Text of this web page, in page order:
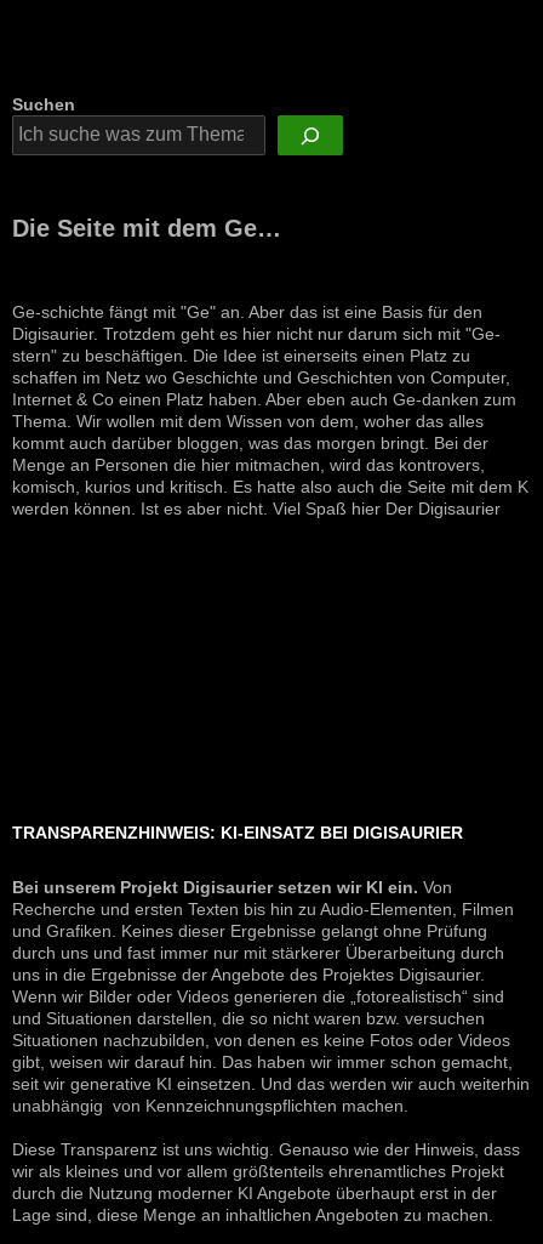
Suchen
Die Seite mit dem Ge…
Ge-schichte fängt mit "Ge" an. Aber das ist eine Basis für den
Digisaurier. Trotzdem geht es hier nicht nur darum sich mit "Ge-
stern" zu beschäftigen. Die Idee ist einerseits einen Platz zu
schaffen im Netz wo Geschichte und Geschichten von Computer,
Internet & Co einen Platz haben. Aber eben auch Ge-danken zum
Thema. Wir wollen mit dem Wissen von dem, woher das alles
kommt auch darüber bloggen, was das morgen bringt. Bei der
Menge an Personen die hier mitmachen, wird das kontrovers,
komisch, kurios und kritisch. Es hatte also auch die Seite mit dem K
werden können. Ist es aber nicht. Viel Spaß hier Der Digisaurier
TRANSPARENZHINWEIS: KI-EINSATZ BEI DIGISAURIER
Bei unserem Projekt Digisaurier setzen wir KI ein. Von
Recherche und ersten Texten bis hin zu Audio-Elementen, Filmen
und Grafiken. Keines dieser Ergebnisse gelangt ohne Prüfung
durch uns und fast immer nur mit stärkerer Überarbeitung durch
uns in die Ergebnisse der Angebote des Projektes Digisaurier.
Wenn wir Bilder oder Videos generieren die „fotorealistisch“ sind
und Situationen darstellen, die so nicht waren bzw. versuchen
Situationen nachzubilden, von denen es keine Fotos oder Videos
gibt, weisen wir darauf hin. Das haben wir immer schon gemacht,
seit wir generative KI einsetzen. Und das werden wir auch weiterhin
unabhängig von Kennzeichnungspflichten machen.
Diese Transparenz ist uns wichtig. Genauso wie der Hinweis, dass
wir als kleines und vor allem größtenteils ehrenamtliches Projekt
durch die Nutzung moderner KI Angebote überhaupt erst in der
Lage sind, diese Menge an inhaltlichen Angeboten zu machen.